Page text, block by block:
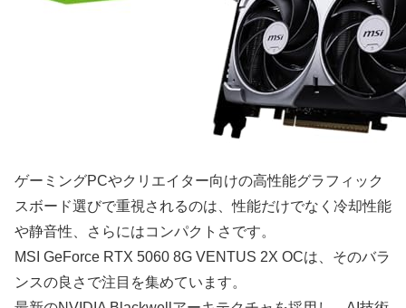
ゲーミングPCやクリエイター向けの高性能グラフィック
スボード選びで重視されるのは、性能だけでなく冷却性能
や静音性、さらにはコンパクトさです。
MSI GeForce RTX 5060 8G VENTUS 2X OCは、そのバラ
ンスの良さで注目を集めています。